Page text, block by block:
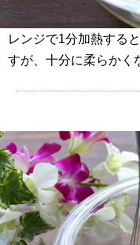
レンジで1分加熱する
すが、十分に柔らかく